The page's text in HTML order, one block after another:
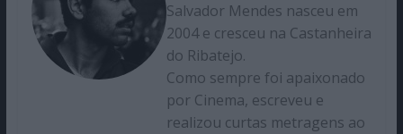
Salvador Mendes nasceu em
2004 e cresceu na Castanheira
do Ribatejo.
Como sempre foi apaixonado
por Cinema, escreveu e
realizou curtas metragens ao